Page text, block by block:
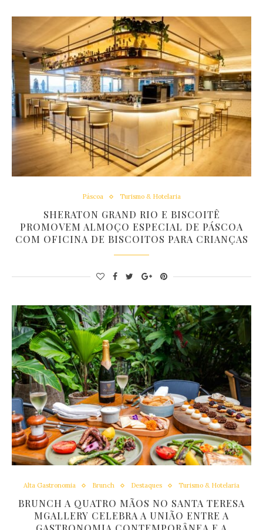
Páscoa Turismo & Hotelaria
SHERATON GRAND RIO E BISCOITÊ
PROMOVEM ALMOÇO ESPECIAL DE PÁSCOA
COM OFICINA DE BISCOITOS PARA CRIANÇAS
Alta Gastronomia Brunch Destaques Turismo & Hotelaria
BRUNCH A QUATRO MÃOS NO SANTA TERESA
MGALLERY CELEBRA A UNIÃO ENTRE A